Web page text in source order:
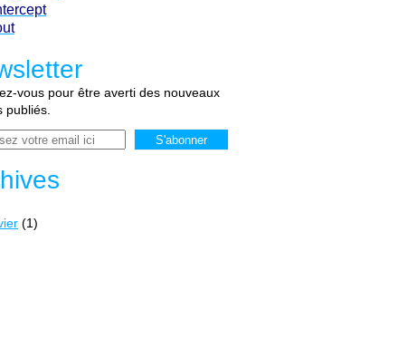
vous pour être averti des nouveaux
publiés.
(1)